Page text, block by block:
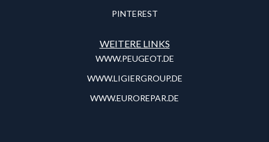
PINTEREST
WEITERE LINKS
WWW.PEUGEOT.DE
WWW.LIGIERGROUP.DE
WWW.EUROREPAR.DE